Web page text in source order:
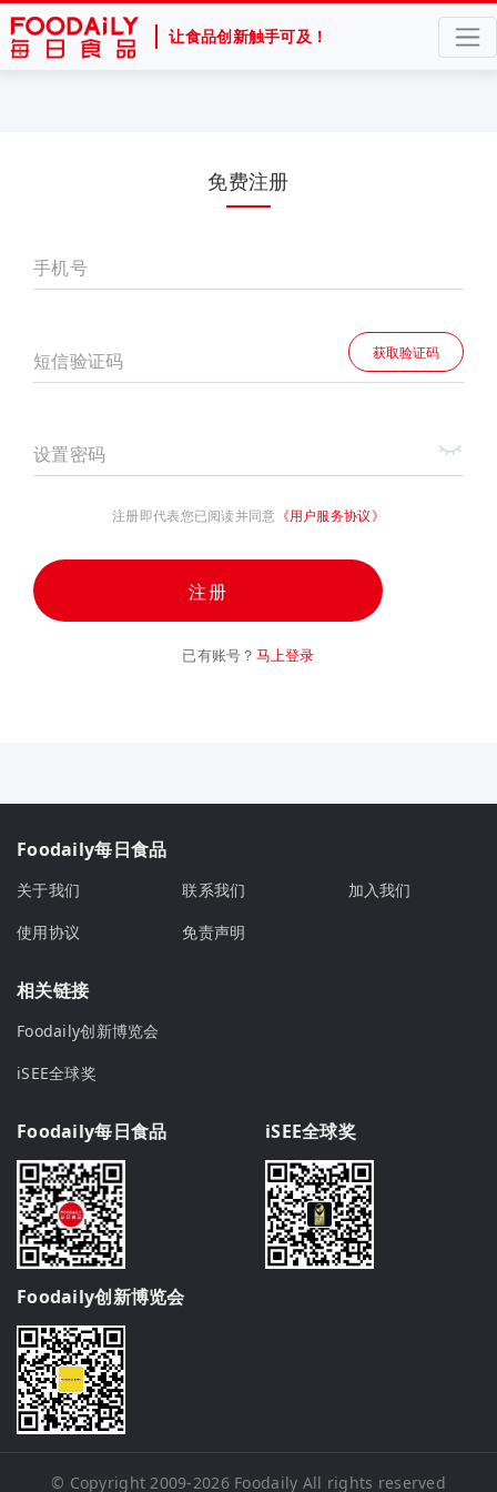
让食品创新触手可及！
免费注册
手机号
短信验证码 获取验证码
设置密码
注册即代表您已阅读并同意 《用户服务协议》
注册
已有账号？ 马上登录
Foodaily每日食品
关于我们 联系我们
加入我们
使用协议
免责声明
相关链接
Foodaily创新博览会
iSEE全球奖
Foodaily每日食品 iSEE全球奖
Foodaily创新博览会
© Copyright 2009-2026 Foodaily All rights reserved